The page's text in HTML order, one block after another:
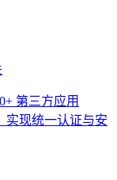
第三方应用
实现统一认证与安